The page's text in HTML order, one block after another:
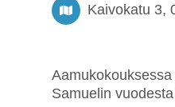
Kaivokatu 3,
Samuelin